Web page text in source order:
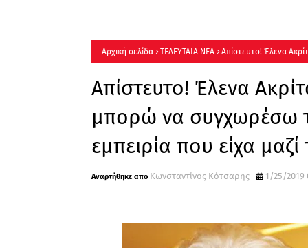
Αρχική σελίδα ΤΕΛΕΥΤΑΙΑ ΝΕΑ Απίστευτο! Έλενα
προσωπική εμπειρία που είχα μαζί του»
Απίστευτο! Έλενα
μπορώ να συγχωρέσω
εμπειρία που είχα
Κωνσταντίνος Κότσαρης 1/25/2019